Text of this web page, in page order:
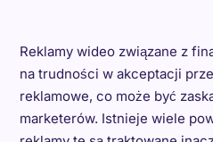
Reklamy wideo związane z
na trudności w akceptacji
reklamowe, co może być
marketerów. Istnieje wiele